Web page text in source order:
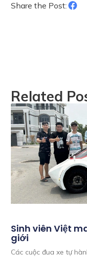
Share the Post:
Related
Sinh viên Việt
giới
Các cuộc đua xe tự